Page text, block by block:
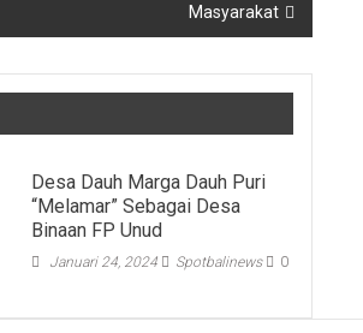
Masyarakat
Desa Dauh Marga Dauh Puri
“Melamar” Sebagai Desa
Binaan FP Unud
Januari 24, 2024 Spotbalinews 0